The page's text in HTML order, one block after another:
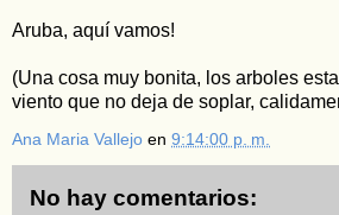
Aruba, aquí vamos!
(Una cosa muy bonita, los arboles
viento que no deja de soplar,
Ana Maria Vallejo en 9:14:00 p. m.
No hay comentarios: